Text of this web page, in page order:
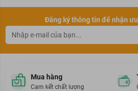
Đăng ký thông tin để nhận
Mua hàng
Cam kết chất lượng